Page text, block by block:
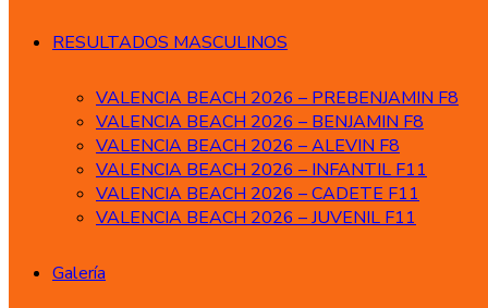
RESULTADOS MASCULINOS
VALENCIA BEACH 2026 – PREBENJAMIN F8
VALENCIA BEACH 2026 – BENJAMIN F8
VALENCIA BEACH 2026 – ALEVIN F8
VALENCIA BEACH 2026 – INFANTIL F11
VALENCIA BEACH 2026 – CADETE F11
VALENCIA BEACH 2026 – JUVENIL F11
Galería